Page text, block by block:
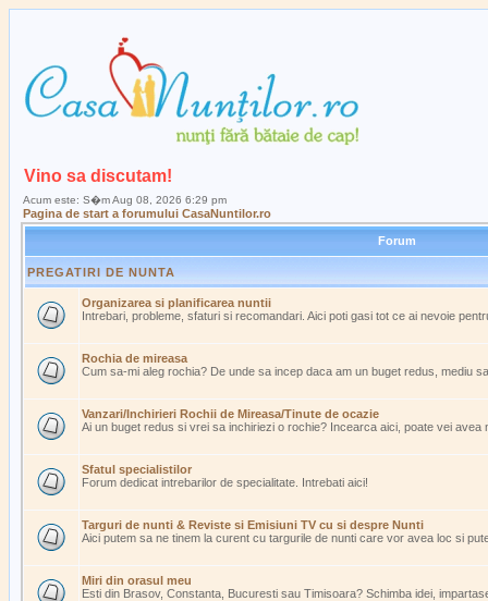
Vino sa discutam!
Acum este: S�m Aug 08, 2026 6:29 pm
Pagina de start a forumului CasaNuntilor.ro
Forum
PREGATIRI DE NUNTA
Organizarea si planificarea nuntii
Intrebari, probleme, sfaturi si recomandari. Aici poti gasi tot ce ai nevoie
Rochia de mireasa
Cum sa-mi aleg rochia? De unde sa incep daca am un buget redus, mediu
Vanzari/Inchirieri Rochii de Mireasa/Tinute de ocazie
Ai un buget redus si vrei sa inchiriezi o rochie? Incearca aici, poate vei avea
Sfatul specialistilor
Forum dedicat intrebarilor de specialitate. Intrebati aici!
Targuri de nunti & Reviste si Emisiuni TV cu si despre Nunti
Aici putem sa ne tinem la curent cu targurile de nunti care vor avea loc si
Miri din orasul meu
Esti din Brasov, Constanta, Bucuresti sau Timisoara? Schimba idei,